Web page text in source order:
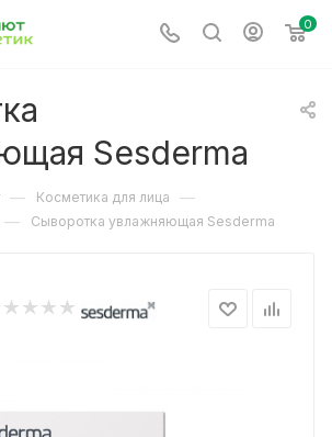
0
Sesderma
— Косметика для лица —
— Сыворотка увлажняющая Sesderma